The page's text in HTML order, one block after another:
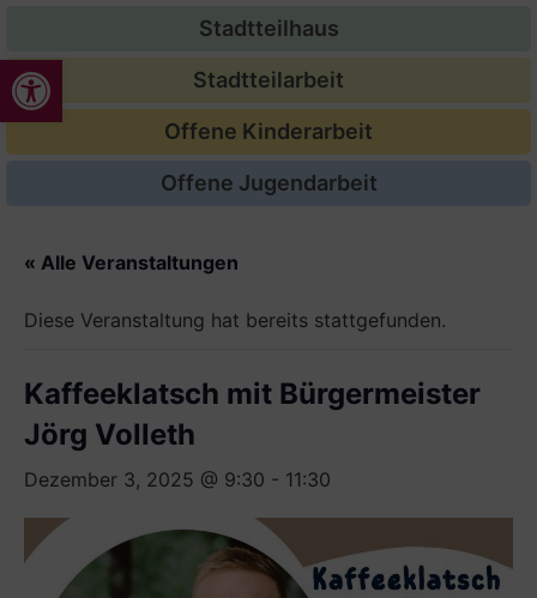
Werkzeugleiste öffnen
Stadtteilhaus
Stadtteilarbeit
Offene Kinderarbeit
Offene Jugendarbeit
« Alle Veranstaltungen
Diese Veranstaltung hat bereits stattgefunden.
Kaffeeklatsch mit Bürgermeister
Jörg Volleth
Dezember 3, 2025 @ 9:30 - 11:30